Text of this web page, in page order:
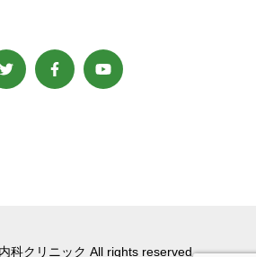
科クリニック All rights reserved.